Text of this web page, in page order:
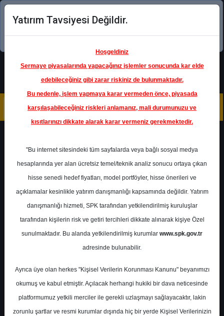
Şimdi uygulamayı indirin!
TRALT- TÜRK ALTIN
İŞLETMELERİ
Hedef Fiyat 60.00 ₺
Getiri
%0.00
0
Get.
0
Cuma, 15 Mayıs 2026
Yatırım Tavsiyesi Değildir.
Hoşgeldiniz
Sermaye piyasalarında yapacağınız işlemler sonucunda kar elde
edebileceğiniz gibi zarar riskiniz de bulunmaktadır.
Bu nedenle, işlem yapmaya karar vermeden önce, piyasada
karşılaşabileceğiniz riskleri anlamanız, mali durumunuzu ve
kısıtlarınızı dikkate alarak karar vermeniz gerekmektedir.
"Bu internet sitesindeki tüm sayfalarda veya bağlı sosyal medya
hesaplarında yer alan ücretsiz temel/teknik analiz sonucu ortaya çıkan
hisse senedi hedef fiyatları, model portföyler, hisse önerileri ve
açıklamalar kesinlikle yatırım danışmanlığı kapsamında değildir. Yatırım
danışmanlığı hizmeti, SPK tarafından yetkilendirilmiş kuruluşlar
tarafından kişilerin risk ve getiri tercihleri dikkate alınarak kişiye Özel
sunulmaktadır. Bu alanda yetkilendirilmiş kurumlar www.spk.gov.tr
adresinde bulunabilir.
Ayrıca üye olan herkes "Kişisel Verilerin Korunması Kanunu" beyanımızı
okumuş ve kabul etmiştir. Açılacak herhangi hukiki bir dava neticesinde
platformumuz yetkili merciler ile gerekli uzlaşmayı sağlayacaktır, lakin
zorunlu şartlar ve resmi kurumlar dışında hiç bir yerde Kişisel Verilerinizin